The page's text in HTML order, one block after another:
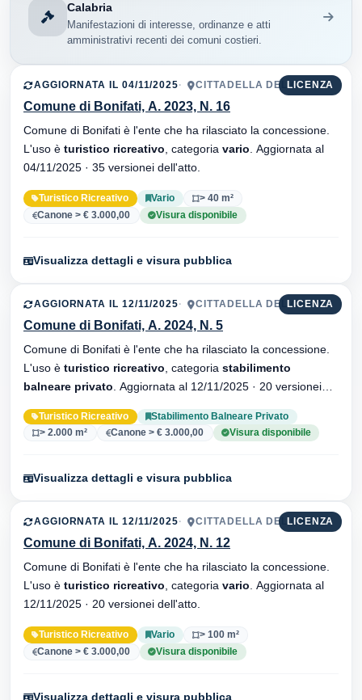
Calabria
Manifestazioni di interesse, ordinanze e atti
amministrativi recenti dei comuni costieri.
LICENZA
AGGIORNATA IL 04/11/2025 CITTADELLA DEL CAPO
Comune di Bonifati, A. 2023, N. 16
Comune di Bonifati è l'ente che ha rilasciato la concessione.
L'uso è turistico ricreativo , categoria vario
04/11/2025 · 35 versionei dell'atto.
Turistico Ricreativo Vario
> 40 m²
Canone > € 3.000,00
Visura disponibile
Visualizza dettagli e visura pubblica
LICENZA
AGGIORNATA IL 12/11/2025 CITTADELLA DEL CAPO
Comune di Bonifati, A. 2024, N. 5
Comune di Bonifati è l'ente che ha rilasciato la concessione.
L'uso è turistico ricreativo , categoria stabilimento
balneare privato
Turistico Ricreativo
Stabilimento Balneare Privato
> 2.000 m²
Canone > € 3.000,00 Visura disponibile
Visualizza dettagli e visura pubblica
LICENZA
AGGIORNATA IL 12/11/2025 CITTADELLA DEL CAPO
Comune di Bonifati, A. 2024, N. 12
Comune di Bonifati è l'ente che ha rilasciato la concessione.
L'uso è turistico ricreativo , categoria vario
12/11/2025 · 20 versionei dell'atto.
Turistico Ricreativo Vario
> 100 m²
Canone > € 3.000,00
Visura disponibile
Visualizza dettagli e visura pubblica